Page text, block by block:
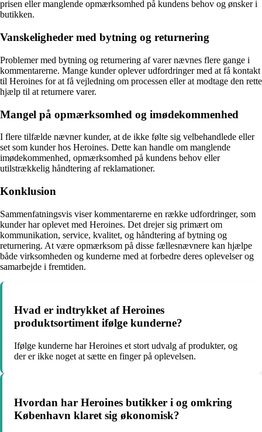
prisen eller manglende opmærksomhed på kundens behov og ønsker i
butikken.
Vanskeligheder med bytning og returnering
Problemer med bytning og returnering af varer nævnes flere gange i
kommentarerne. Mange kunder oplever udfordringer med at få kontakt
til Heroines for at få vejledning om processen eller at modtage den rette
hjælp til at returnere varer.
Mangel på opmærksomhed og imødekommenhed
I flere tilfælde nævner kunder, at de ikke følte sig velbehandlede eller
set som kunder hos Heroines. Dette kan handle om manglende
imødekommenhed, opmærksomhed på kundens behov eller
utilstrækkelig håndtering af reklamationer.
Konklusion
Sammenfatningsvis viser kommentarerne en række udfordringer, som
kunder har oplevet med Heroines. Det drejer sig primært om
kommunikation, service, kvalitet, og håndtering af bytning og
returnering. At være opmærksom på disse fællesnævnere kan hjælpe
både virksomheden og kunderne med at forbedre deres oplevelser og
samarbejde i fremtiden.
Hvad er indtrykket af Heroines
produktsortiment ifølge kunderne?
Ifølge kunderne har Heroines et stort udvalg af produkter, og
der er ikke noget at sætte en finger på oplevelsen.
Hvordan har Heroines butikker i og omkring
København klaret sig økonomisk?